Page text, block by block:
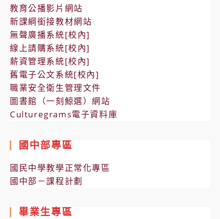
教育公播影片網站
新課綱銜接教材網站
無聲廣播系統[校內]
線上請購系統[校內]
薪資管理系統[校內]
舊電子公文系統[校內]
職業安全衛生管理文件
圖書館（一刻鯨選）網站
Culturegrams電子資料庫
國中部專區
國民中學教學正常化專區
國中部－課程計劃
畢業生專區